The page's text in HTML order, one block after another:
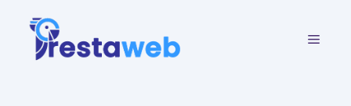
contenu
MENU